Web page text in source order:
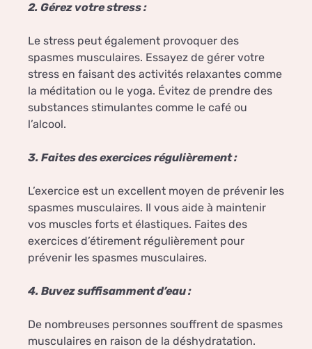
2. Gérez votre stress :
Le stress peut également provoquer des
spasmes musculaires. Essayez de gérer votre
stress en faisant des activités relaxantes comme
la méditation ou le yoga. Évitez de prendre des
substances stimulantes comme le café ou
l’alcool.
3. Faites des exercices régulièrement :
L’exercice est un excellent moyen de prévenir les
spasmes musculaires. Il vous aide à maintenir
vos muscles forts et élastiques. Faites des
exercices d’étirement régulièrement pour
prévenir les spasmes musculaires.
4. Buvez suffisamment d’eau :
De nombreuses personnes souffrent de spasmes
musculaires en raison de la déshydratation.